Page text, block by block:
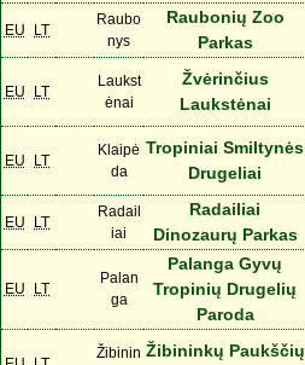
EU LT
Raubo
nys
Raubonių Zoo
Parkas
EU LT
Laukst
ėnai
Žvėrinčius
Laukstėnai
EU LT
Klaipė
da
Tropiniai Smiltynės
Drugeliai
EU LT
Radail
iai
Radailiai
Dinozaurų Parkas
EU LT
Palan
ga
Palanga Gyvų
Tropinių Drugelių
Paroda
Žibinin Žibininkų Paukščių